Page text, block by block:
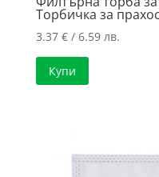
Торбичка за
3.37 €/ 6.59 лв.
Купи